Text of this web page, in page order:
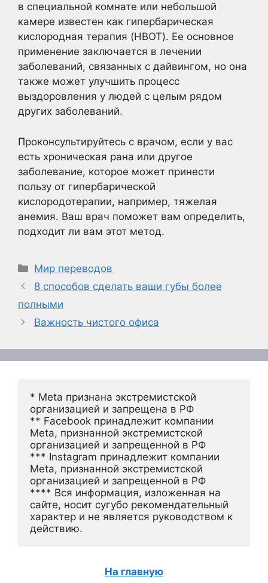
в специальной комнате или небольшой
камере известен как гипербарическая
кислородная терапия (HBOT). Ее основное
применение заключается в лечении
заболеваний, связанных с дайвингом, но она
также может улучшить процесс
выздоровления у людей с целым рядом
других заболеваний.
Проконсультируйтесь с врачом, если у вас
есть хроническая рана или другое
заболевание, которое может принести
пользу от гипербарической
кислородотерапии, например, тяжелая
анемия. Ваш врач поможет вам определить,
подходит ли вам этот метод.
Рубрики
Мир переводов
8 способов сделать ваши губы более
полными
Важность чистого офиса
* Meta признана экстремистской
организацией и запрещена в РФ
** Facebook принадлежит компании
Meta, признанной экстремистской
организацией и запрещенной в РФ
*** Instagram принадлежит компании
Meta, признанной экстремистской
организацией и запрещенной в РФ
**** Вся информация, изложенная на
сайте, носит сугубо рекомендательный
характер и не является руководством к
действию.
На главную